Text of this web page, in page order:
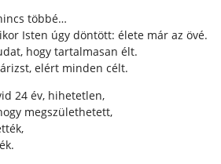
többé…
Isten úgy döntött: élete már az övé.
hogy tartalmasan élt.
elért minden célt.
24 év, hihetetlen,
megszülethetett,